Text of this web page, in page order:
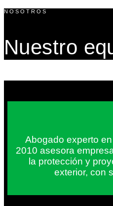
NOSOTROS
Nuestro
Abogado experto
2010 asesora
la protección y
exterior, con